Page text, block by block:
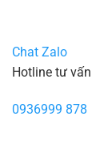
Chat Zalo
Hotline tư vấn
0936999 878